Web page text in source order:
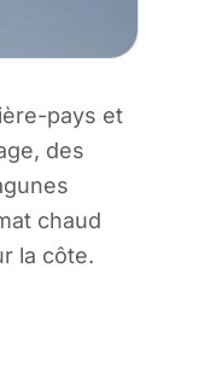
pays et
des
chaud
la côte.